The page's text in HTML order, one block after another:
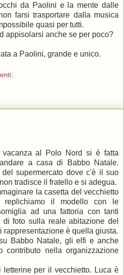
da Paolini e la mente dalle
farsi trasportare dalla musica
quasi per tutti.
appisolarsi anche se per poco?
a Paolini, grande e unico.
al Polo Nord si è fatta
a casa di Babbo Natale.
del supermercato dove c'è il suo
tradisce il fratello e si adegua.
la casetta del vecchietto
il modello con le
ad una fattoria con tanti
foto sulla reale abitazione del
rappresentazione è quella giusta.
Babbo Natale, gli elfi e anche
nella organizzazione
per il vecchietto. Luca è